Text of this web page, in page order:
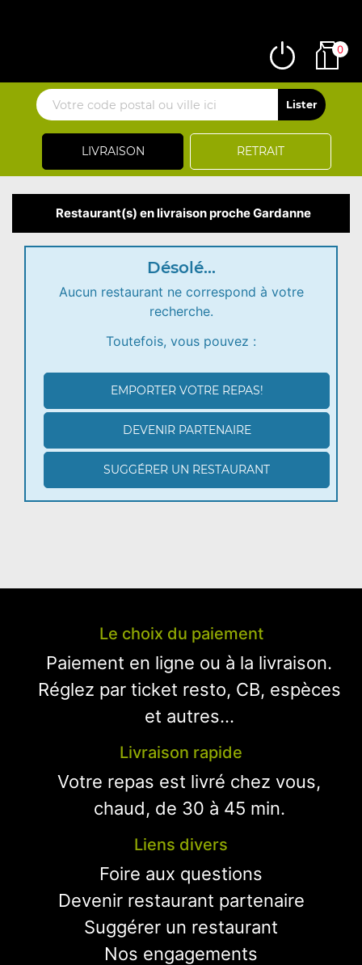
LIVRAISON RETRAIT
0
Restaurant(s) en livraison proche Gardanne
Désolé...
Aucun restaurant ne correspond à votre
recherche.
Toutefois, vous pouvez :
EMPORTER VOTRE REPAS!
DEVENIR PARTENAIRE
SUGGÉRER UN RESTAURANT
Le choix du paiement
Paiement en ligne ou à la livraison.
Réglez par ticket resto, CB, espèces
et autres...
Livraison rapide
Votre repas est livré chez vous,
chaud, de 30 à 45 min.
Liens divers
Foire aux questions
Devenir restaurant partenaire
Suggérer un restaurant
Nos engagements